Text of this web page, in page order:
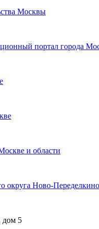
Москвы
портал города
и области
округа Ново-Переделкино
дом 5